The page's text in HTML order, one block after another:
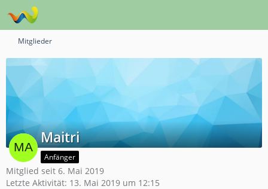
Mitglieder
Maitri
Anfänger
Mitglied seit 6. Mai 2019
Letzte Aktivität: 13. Mai 2019 um 12:15